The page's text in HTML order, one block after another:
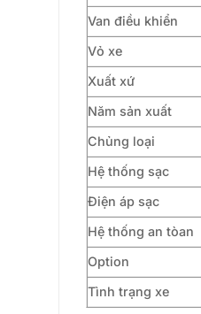
Van điều khiển
Vỏ xe
Xuất xứ
Năm sản xuất
Chủng loại
Hệ thống sạc
Điện áp sạc
Hệ thống an tòan
Option
Tình trạng xe